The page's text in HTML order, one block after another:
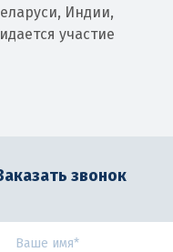
Индии,
участие
звонок